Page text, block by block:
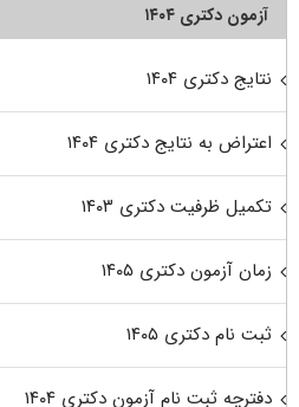
آزمون دکتری ۱۴۰۴
نتایج دکتری ۱۴۰۴
اعتراض به نتایج دکتری ۱۴۰۴
تکمیل ظرفیت دکتری ۱۴۰۳
زمان آزمون دکتری ۱۴۰۵
ثبت نام دکتری ۱۴۰۵
دفترچه ثبت نام آزمون دکتری ۱۴۰۴